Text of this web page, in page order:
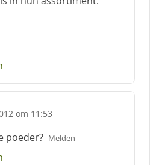
om 11:53
poeder? Melden